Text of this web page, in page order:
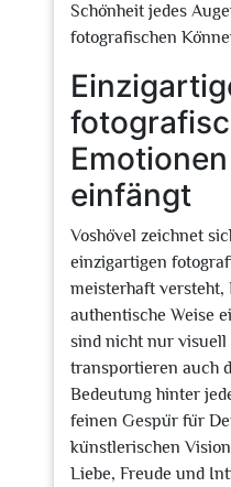
Schönheit jedes
fotografischen
einfängt
Voshövel zeichnet
einzigartigen
meisterhaft versteht,
authentische Weise
sind nicht nur visuell
transportieren auch
Bedeutung hinter
feinen Gespür für
künstlerischen
Liebe, Freude und